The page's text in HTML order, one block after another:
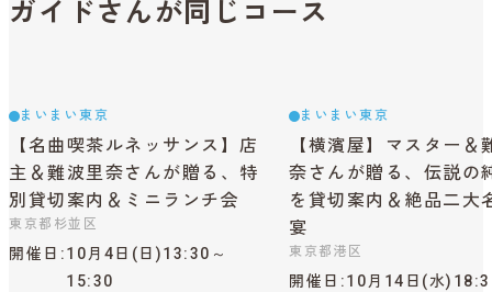
ガイドさんが同じコース
まいまい東京
【名曲喫茶ルネッサンス】店
主＆難波里奈さんが贈る、特
別貸切案内＆ミニランチ会
東京都杉並区
開催日
10月4日(日)13:30～
15:30
まいまい東京
【横濱屋】マスター＆
奈さんが贈る、伝説の
を貸切案内＆絶品二大
宴
東京都港区
開催日
10月14日(水